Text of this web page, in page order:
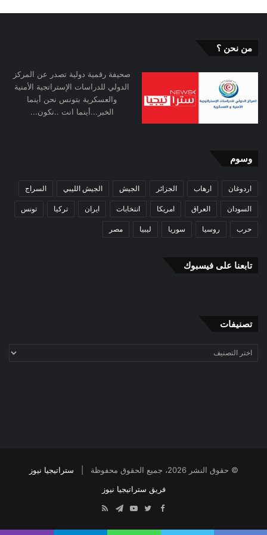
في الأسواق العالمية. وفي ظل الطلب المتزايد على
هذه التكنولوجيا في المنطقة، وفي الوقت نفسه
يساعد على تعزيز التعاون بين الصين والدول العربية
في مجال العلوم والتكنولوجيا.
المصدر: وكالة شينخوا
من نحن ؟
صحيفة رقمية دولية تصدر عن المركز
الدولي للدراسات الإستراتجية الأمنية
والعسكرية بتونس نحن أينما
الخبر...أينما انت ..نكون...
وسوم
اردوغان ارهاب الجزائر الجيش الجيش الليبي السراج
السودان العراق امريكا انتخابات ايران تركيا تونس
حرب روسيا سوريا ليبيا مصر
تابعنا على فيسبوك
تصنيفات
تصنيفات
© حقوق النشر 2026، جميع الحقوق محفوظة |
ستراتيجيا نيوز
فريق ستراتيجيا نيوز
Facebook
Twitter
YouTube
Telegram
RSS